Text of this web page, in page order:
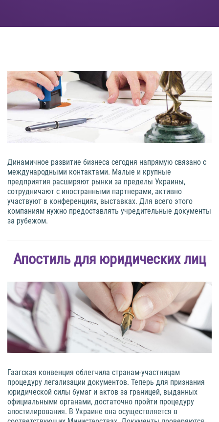
Динамичное развитие бизнеса сегодня напрямую связано с
международными контактами. Малые и крупные
предприятия расширяют рынки за пределы Украины,
сотрудничают с иностранными партнерами, активно
участвуют в конференциях, выставках. Для всего этого
компаниям нужно предоставлять учредительные документы
за рубежом.
Апостиль для юридических лиц
Гаагская конвенция облегчила странам-участницам
процедуру легализации документов. Теперь для признания
юридической силы бумаг и актов за границей, выданных
официальными органами, достаточно пройти процедуру
апостилирования. В Украине она осуществляется в